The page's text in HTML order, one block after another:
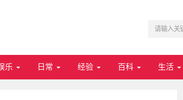
乐 日常 经验 百科 生活